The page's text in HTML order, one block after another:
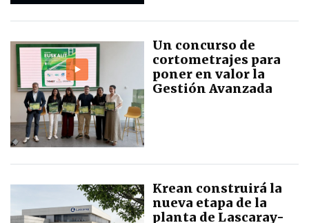
Un concurso de
cortometrajes para
poner en valor la
Gestión Avanzada
Krean construirá la
nueva etapa de la
planta de Lascaray-